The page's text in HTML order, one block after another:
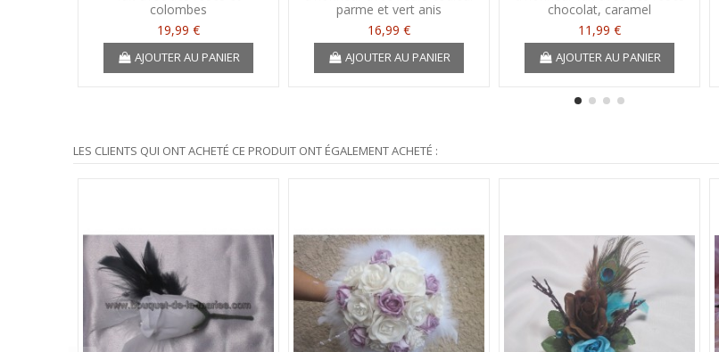
colombes
19,99 €
AJOUTER AU PANIER
parme et vert anis
16,99 €
AJOUTER AU PANIER
chocolat, caramel
11,99 €
AJOUTER AU PANIER
LES CLIENTS QUI ONT ACHETÉ CE PRODUIT ONT ÉGALEMENT ACHETÉ :